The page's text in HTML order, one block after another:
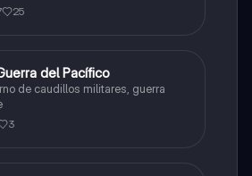
25
del Pacífico
de caudillos militares, guerra
3